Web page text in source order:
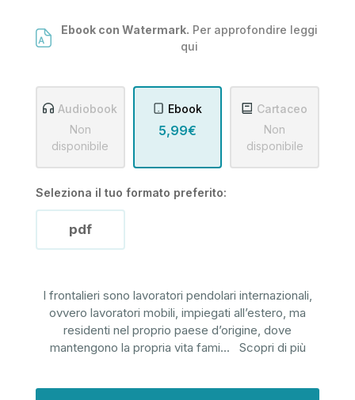
Ebook con Watermark. Per approfondire leggi
qui
Audiobook
Non
disponibile
Ebook
5,99€
Cartaceo
Non
disponibile
Seleziona il tuo formato preferito:
pdf
I frontalieri sono lavoratori pendolari internazionali,
ovvero lavoratori mobili, impiegati all’estero, ma
residenti nel proprio paese d’origine, dove
mantengono la propria vita fami... Scopri di più